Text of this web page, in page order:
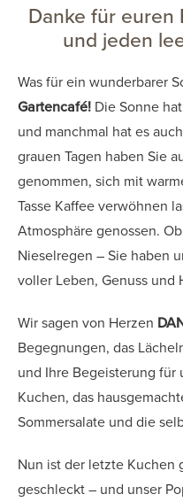
Danke für euren
und jeden
Was für ein wunderbarer
Gartencafé! Die Sonne
und manchmal hat es
grauen Tagen haben Sie
genommen, sich mit
Tasse Kaffee verwöhnen
Atmosphäre genossen.
Nieselregen – Sie haben
voller Leben, Genuss und
Wir sagen von Herzen
Begegnungen, das
und Ihre Begeisterung für
Kuchen, das
Sommersalate und die
Nun ist der letzte Kuchen
geschleckt – und unser